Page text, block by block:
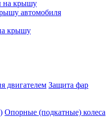
на крышу
автомобиля
крышу
двигателем Защита фар
Опорные (подкатные) колеса